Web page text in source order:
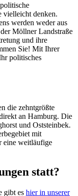
vielleicht denken.
werden weder aus
Möllner Landstraße
und ihre
Sie! Mit Ihrer
politisches
die zehntgrößte
an Hamburg. Die
und Oststeinbek.
mit
eine weitläufige
statt?
gibt es hier in unserer